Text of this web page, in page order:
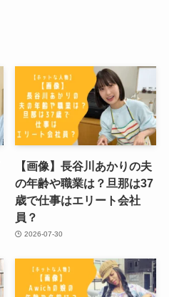
【画像】長谷川あかりの夫
の年齢や職業は？旦那は37
歳で仕事はエリート会社
員？
2026-07-30